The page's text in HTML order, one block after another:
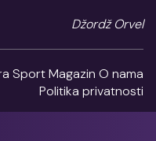
Džordž Orvel
SportMagazin O nama
Politika privatnosti